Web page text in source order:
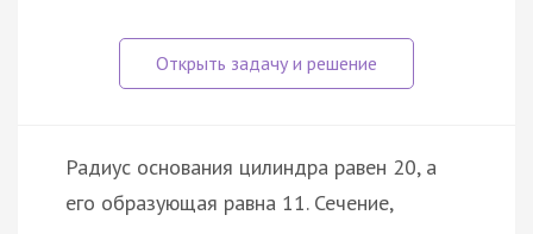
Радиус основания цилиндра равен 20, а
его образующая равна 11. Сечение,